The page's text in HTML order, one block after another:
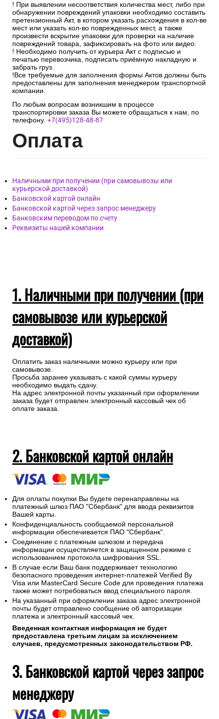
! При выявлении несоответствия количества мест, либо при
обнаружении повреждений упаковки необходимо составить
претензионный Акт, в котором указать расхождения в кол-ве
мест или указать кол-во поврежденных мест, а также
произвести вскрытие упаковки для проверки на наличие
повреждений товара, зафиксировать на фото или видео.
! Необходимо получить от курьера Акт с подписью и
печатью перевозчика, подписать приёмную накладную и
забрать груз.
!Все требуемые для заполнения формы Актов должны быть
предоставлены для заполнения менеджером транспортной
компании.
По любым вопросам возникшим в процессе
транспортировки заказа Вы можете обращаться к нам, по
телефону. +7(495)128-48-87
Оплата
Наличными при получении (при самовывозы или
курьерской доставкой)
Банковской картой онлайн
Банковской картой через запрос менеджеру
Банковским переводом по счету
Реквизиты нашей компании
1. Наличными при получении (при
самовывозе или курьерской
доставкой)
Оплатить заказ наличными можно курьеру или при
самовывозе.
Просьба заранее указывать с какой суммы курьеру
необходимо выдать сдачу.
На адрес электронной почты указанный при оформлении
заказа будет отправлен электронный кассовый чек об
оплате заказа.
2. Банковской картой онлайн
Для оплаты покупки Вы будете перенаправлены на
платежный шлюз ПАО "Сбербанк" для ввода реквизитов
Вашей карты.
Конфиденциальность сообщаемой персональной
информации обеспечивается ПАО "Сбербанк".
Соединение с платежным шлюзом и передача
информации осуществляется в защищенном режиме с
использованием протокола шифрования SSL.
В случае если Ваш банк поддерживает технологию
безопасного проведения интернет-платежей Verified By
Visa или MasterCard Secure Code для проведения платежа
также может потребоваться ввод специального пароля.
На указанный при оформлении заказа адрес электронной
почты будет отправлено сообщение об авторизации
платежа и электронный кассовый чек.
Введенная контактная информация не будет
предоставлена третьим лицам за исключением
случаев, предусмотренных законодательством РФ.
3. Банковской картой через запрос
менеджеру